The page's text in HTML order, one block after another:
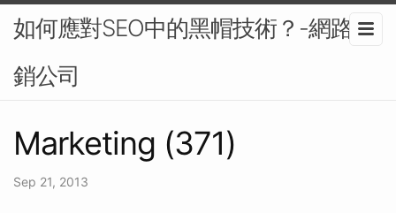
如何應對SEO中的黑帽技術？-網路行
銷公司
Marketing (371)
Sep 21, 2013